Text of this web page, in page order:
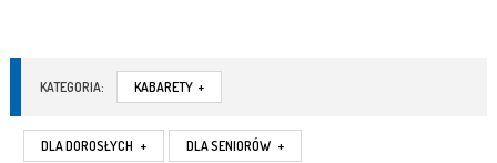
KATEGORIA: KABARETY +
DLA DOROSŁYCH + DLA SENIORÓW +